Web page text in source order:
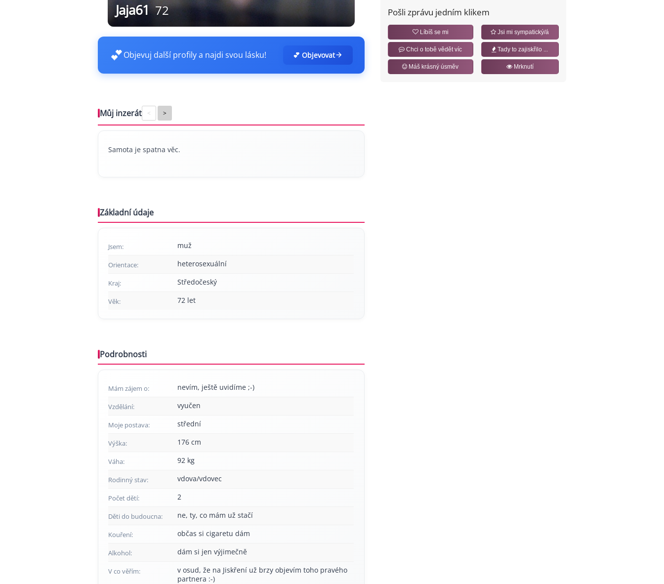
Jaja61 72
💕Objevuj další profily a najdi svou lásku! 💕 Objevovat
Můj inzerát < >
Samota je spatna věc.
Základní údaje
Jsem: muž
Orientace: heterosexuální
Kraj: Středočeský
Věk: 72 let
Podrobnosti
Mám zájem o: nevím, ještě uvidíme ;-)
Vzdělání: vyučen
Moje postava: střední
Výška: 176 cm
Váha: 92 kg
Rodinný stav: vdova/vdovec
Počet dětí: 2
Děti do budoucna: ne, ty, co mám už stačí
Kouření: občas si cigaretu dám
Alkohol: dám si jen výjimečně
V co věřím:
v osud, že na Jiskření už brzy objevím toho pravého
partnera :-)
Pošli zprávu jedním klikem
Líbíš se mi Jsi mi sympatický/á
Chci o tobě vědět víc Tady to zajiskřilo ...
Máš krásný úsměv Mrknutí